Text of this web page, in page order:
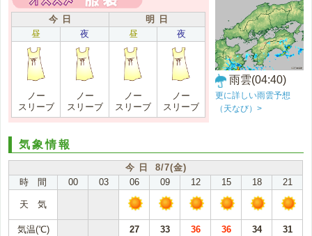
今 日
明 日
昼
夜 昼 夜
ノー
スリーブ
ノー
スリーブ
ノー
スリーブ
ノー
スリーブ
雨雲(04:40)
更に詳しい雨雲予想
（天なび）>
気象情報
今 日 8/7(金)
時 間
00 03 06 09 12 15 18 21
天 気
気温(℃) 27 33 36 36 34
31